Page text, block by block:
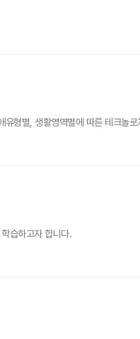
형별, 생활영역별에 따른 테크놀
습하고자 합니다.